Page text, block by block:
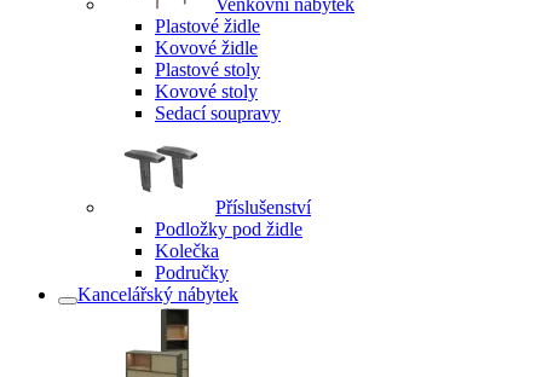
Venkovní nábytek
Plastové židle
Kovové židle
Plastové stoly
Kovové stoly
Sedací soupravy
Příslušenství
Podložky pod židle
Kolečka
Područky
Kancelářský nábytek